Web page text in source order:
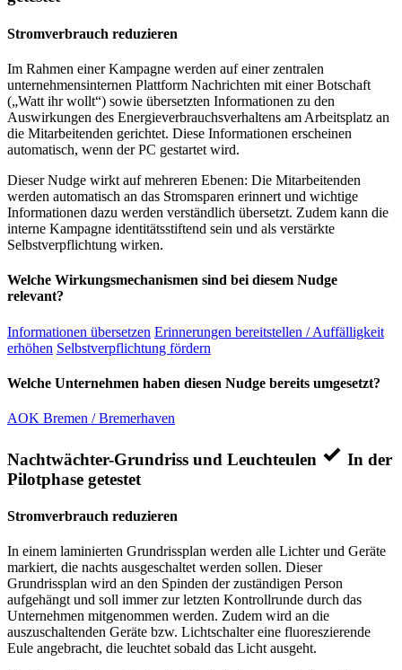
Stromverbrauch reduzieren
Im Rahmen einer Kampagne werden auf einer zentralen
unternehmensinternen Plattform Nachrichten mit einer Botschaft
(„Watt ihr wollt“) sowie übersetzten Informationen zu den
Auswirkungen des Energieverbrauchsverhaltens am Arbeitsplatz an
die Mitarbeitenden gerichtet. Diese Informationen erscheinen
automatisch, wenn der PC gestartet wird.
Dieser Nudge wirkt auf mehreren Ebenen: Die Mitarbeitenden
werden automatisch an das Stromsparen erinnert und wichtige
Informationen dazu werden verständlich übersetzt. Zudem kann die
interne Kampagne identitätsstiftend sein und als verstärkte
Selbstverpflichtung wirken.
Welche Wirkungsmechanismen sind bei diesem Nudge
relevant?
Informationen übersetzen Erinnerungen bereitstellen / Auffälligkeit
erhöhen Selbstverpflichtung fördern
Welche Unternehmen haben diesen Nudge bereits umgesetzt?
AOK Bremen / Bremerhaven
Nachtwächter-Grundriss und Leuchteulen
In der
Pilotphase getestet
Stromverbrauch reduzieren
In einem laminierten Grundrissplan werden alle Lichter und Geräte
markiert, die nachts ausgeschaltet werden sollen. Dieser
Grundrissplan wird an den Spinden der zuständigen Person
aufgehängt und soll immer zur letzten Kontrollrunde durch das
Unternehmen mitgenommen werden. Zudem wird an die
auszuschaltenden Geräte bzw. Lichtschalter eine fluoreszierende
Eule angebracht, die leuchtet sobald das Licht ausgeht.